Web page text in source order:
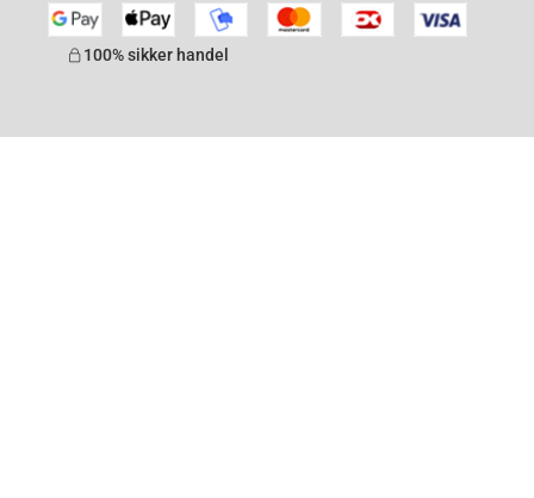
100% sikker handel